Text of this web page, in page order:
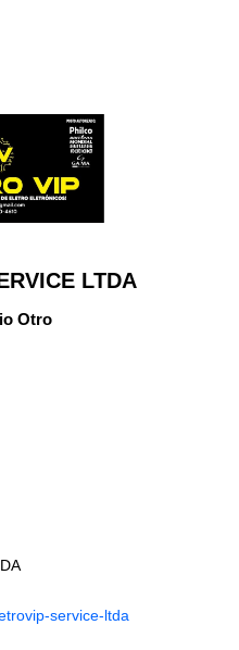
LTDA
Otro
service-ltda